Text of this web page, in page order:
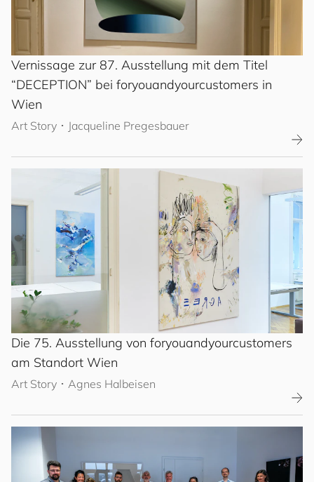
Vernissage zur 87. Ausstellung mit dem Titel
“DECEPTION” bei foryouandyourcustomers in
Wien
Art Story ･ Jacqueline Pregesbauer
Die 75. Ausstellung von foryouandyourcustomers
am Standort Wien
Art Story ･ Agnes Halbeisen